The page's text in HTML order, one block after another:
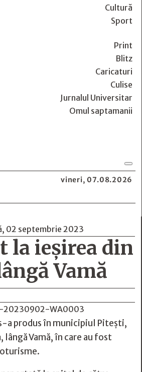
Cultură
Sport
Print
Blitz
Caricaturi
Culise
Jurnalul Universitar
Omul saptamanii
vineri, 07.08.2026
02 septembrie 2023
la ieșirea din
Vamă
a produs în municipiul Pitești,
lângă Vamă, în care au fost